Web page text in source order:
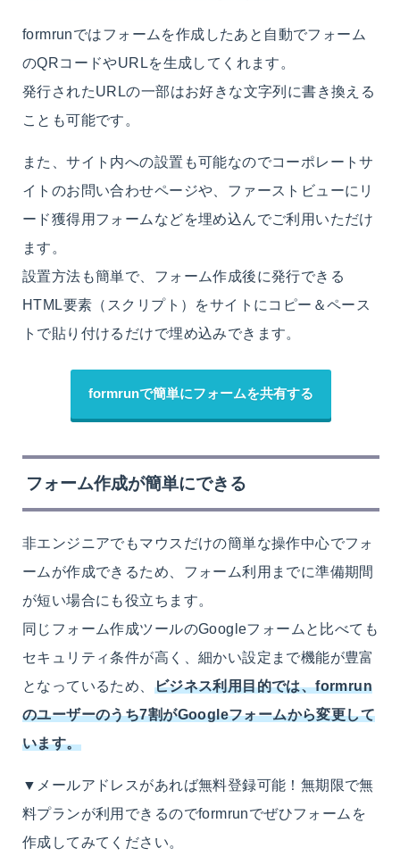
formrunではフォームを作成したあと自動でフォーム
のQRコードやURLを生成してくれます。
発行されたURLの一部はお好きな文字列に書き換える
ことも可能です。
また、サイト内への設置も可能なのでコーポレートサ
イトのお問い合わせページや、ファーストビューにリ
ード獲得用フォームなどを埋め込んでご利用いただけ
ます。
設置方法も簡単で、フォーム作成後に発行できる
HTML要素（スクリプト）をサイトにコピー＆ペース
トで貼り付けるだけで埋め込みできます。
formrunで簡単にフォームを共有する
フォーム作成が簡単にできる
非エンジニアでもマウスだけの簡単な操作中心でフォ
ームが作成できるため、フォーム利用までに準備期間
が短い場合にも役立ちます。
同じフォーム作成ツールのGoogleフォームと比べても
セキュリティ条件が高く、細かい設定まで機能が豊富
となっているため、 ビジネス利用目的では、formrun
のユーザーのうち7割がGoogleフォームから変更して
います。
▼メールアドレスがあれば無料登録可能！無期限で無
料プランが利用できるのでformrunでぜひフォームを
作成してみてください。